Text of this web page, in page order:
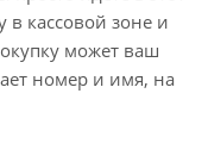
в кассовой зоне и
может ваш
номер и имя, на